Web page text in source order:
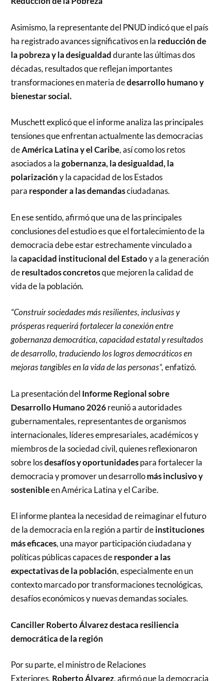
Asimismo, la representante del PNUD indicó que el país
ha registrado avances significativos en la reducción de
la pobreza y la desigualdaddurante las últimas dos
décadas, resultados que reflejan importantes
transformaciones en materia dedesarrollo humano y
bienestar social.
Muschett explicó que el informe analiza las principales
tensiones que enfrentan actualmente las democracias
deAmérica Latina y el Caribe, así como los retos
asociados a lagobernanza, la desigualdad, la
polarizacióny la capacidad de los Estados
para responder a las demandasciudadanas.
En ese sentido, afirmó que una de las principales
conclusiones del estudio es que el fortalecimiento de la
democracia debe estar estrechamente vinculado a
lacapacidad institucional del Estadoy a la generación
deresultados concretosque mejoren la calidad de
vida de la población.
“Construir sociedades más resilientes, inclusivas y
prósperas requerirá fortalecer la conexión entre
gobernanza democrática, capacidad estatal y resultados
de desarrollo, traduciendo los logros democráticos en
mejoras tangibles en la vida de las personas”,enfatizó.
La presentación del Informe Regional sobre
Desarrollo Humano 2026reunió a autoridades
gubernamentales, representantes de organismos
internacionales, líderes empresariales, académicos y
miembros de la sociedad civil, quienes reflexionaron
sobre losdesafíos y oportunidadespara fortalecer la
democracia y promover un desarrollomás inclusivo y
sostenibleen América Latina y el Caribe.
El informe plantea la necesidad de reimaginar el futuro
de la democracia en la región a partir deinstituciones
más eficaces, una mayor participación ciudadana y
políticas públicas capaces deresponder a las
expectativas de la población, especialmente en un
contexto marcado por transformaciones tecnológicas,
desafíos económicos y nuevas demandas sociales.
Canciller Roberto Álvarez destaca resiliencia
democrática de la región
Por su parte, el ministro de Relaciones
Exteriores, Roberto Álvarez, afirmó que la democracia